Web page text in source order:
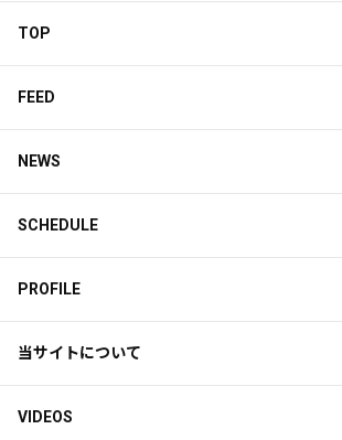
TOP
FEED
NEWS
SCHEDULE
PROFILE
当サイトについて
VIDEOS